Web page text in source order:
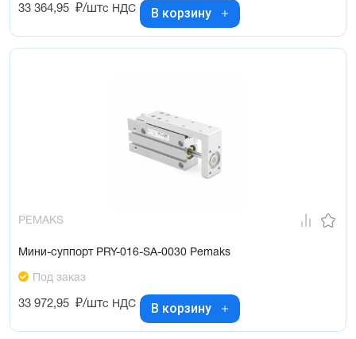
33 364,95 ₽/штс НДС В корзину
PEMAKS
Мини-суппорт PRY-016-SA-0030 Pemaks
Под заказ
33 972,95 ₽/штс НДС В корзину